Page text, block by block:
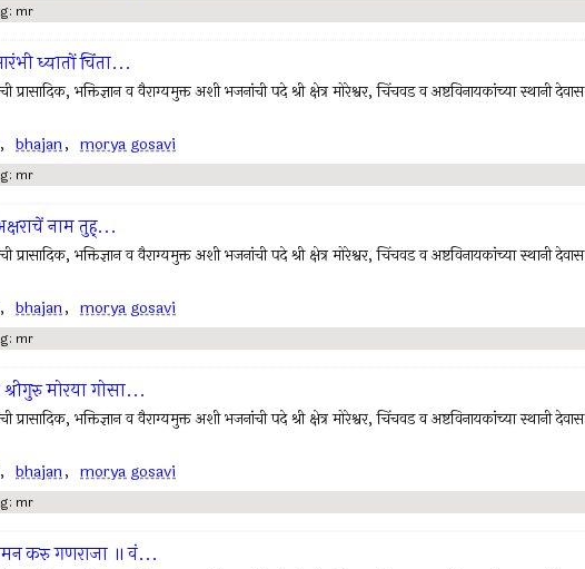
mr
ध्यातों चिंता...
प्रासादिक, भक्तिज्ञान व वैराग्यमुक्त अशी भजनांची पदे श्री क्षेत्र मोरेश्वर, चिंचवड व अष्टविनायकांच्या स्थानी देवास
, bhajan, morya gosavi
mr
नाम तुह्...
प्रासादिक, भक्तिज्ञान व वैराग्यमुक्त अशी भजनांची पदे श्री क्षेत्र मोरेश्वर, चिंचवड व अष्टविनायकांच्या स्थानी देवास
, bhajan, morya gosavi
mr
मोरया गोसा...
प्रासादिक, भक्तिज्ञान व वैराग्यमुक्त अशी भजनांची पदे श्री क्षेत्र मोरेश्वर, चिंचवड व अष्टविनायकांच्या स्थानी देवास
, bhajan, morya gosavi
mr
करु गणराजा ॥ वं...